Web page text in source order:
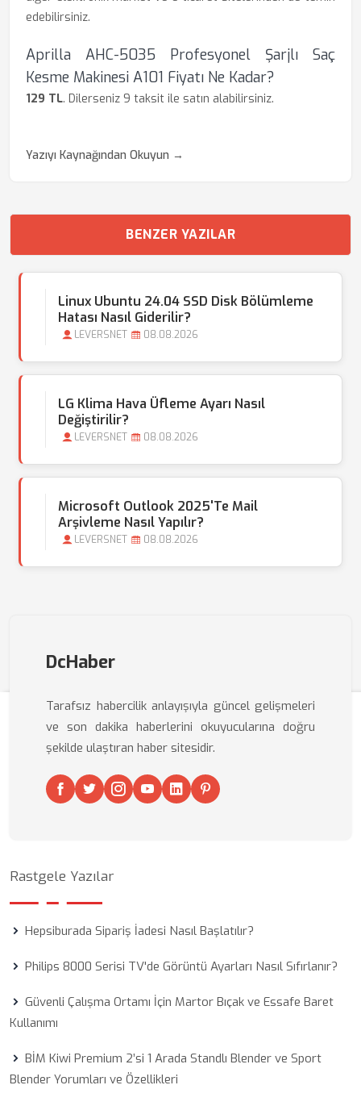
edebilirsiniz.
Aprilla AHC-5035 Profesyonel Şarjlı Saç
Kesme Makinesi A101 Fiyatı Ne Kadar?
129 TL. Dilerseniz 9 taksit ile satın alabilirsiniz.
Yazıyı Kaynağından Okuyun →
BENZER YAZILAR
Linux Ubuntu 24.04 SSD Disk Bölümleme
Hatası Nasıl Giderilir?
LEVERSNET 08.08.2026
LG Klima Hava Üfleme Ayarı Nasıl
Değiştirilir?
LEVERSNET 08.08.2026
Microsoft Outlook 2025'te Mail
Arşivleme Nasıl Yapılır?
LEVERSNET 08.08.2026
DcHaber
Tarafsız habercilik anlayışıyla güncel gelişmeleri
ve son dakika haberlerini okuyucularına doğru
şekilde ulaştıran haber sitesidir.
Rastgele Yazılar
Hepsiburada Sipariş İadesi Nasıl Başlatılır?
Philips 8000 Serisi TV'de Görüntü Ayarları Nasıl Sıfırlanır?
Güvenli Çalışma Ortamı İçin Martor Bıçak ve Essafe Baret
Kullanımı
BİM Kiwi Premium 2’si 1 Arada Standlı Blender ve Sport
Blender Yorumları ve Özellikleri